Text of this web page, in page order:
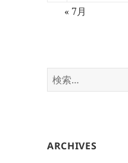
« 7月
検
索:
ARCHIVES